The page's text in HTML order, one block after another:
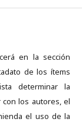
en la sección
de los ítems
determinar la
los autores, el
el uso de la